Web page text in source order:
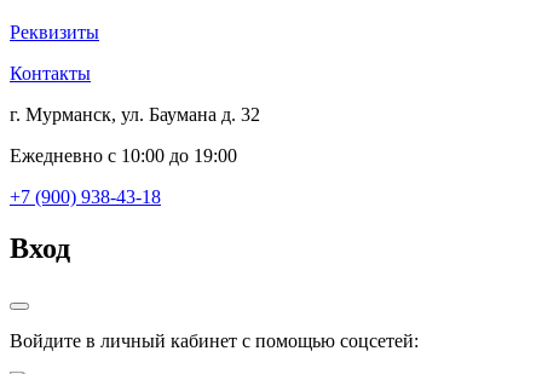
Реквизиты
Контакты
г. Мурманск, ул. Баумана д. 32
Ежедневно с 10:00 до 19:00
+7 (900) 938-43-18
Вход
Войдите в личный кабинет с помощью соцсетей: